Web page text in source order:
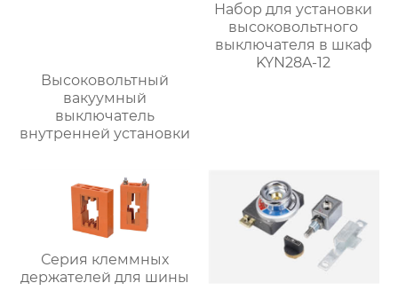
Высоковольтный
вакуумный
выключатель
внутренней установки
Набор для установки
высоковольтного
выключателя в шкаф
KYN28A-12
Серия клеммных
держателей для шины